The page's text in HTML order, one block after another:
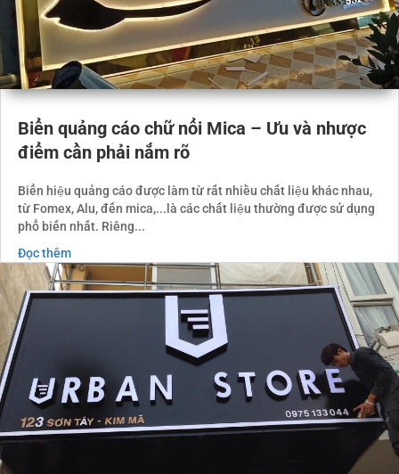
Biển quảng cáo chữ nổi Mica – Ưu và nhược
điểm cần phải nắm rõ
Biển hiệu quảng cáo được làm từ rất nhiều chất liệu khác nhau,
từ Fomex, Alu, đến mica,...là các chất liệu thường được sử dụng
phổ biến nhất. Riêng...
Đọc thêm